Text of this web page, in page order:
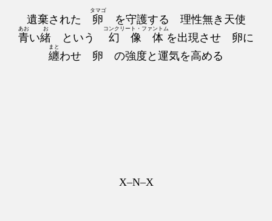
遺棄された 卵
タマゴ
を守護する 理性無き天使
青
あお
い緒
お
という 幻像体
コンクリート・ファントム
を出現させ 卵に
纏
まと
わせ 卵 の強度と運気を高める
X–N–X